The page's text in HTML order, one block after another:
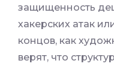
защищенность
хакерских атак
концов, как
верят, что